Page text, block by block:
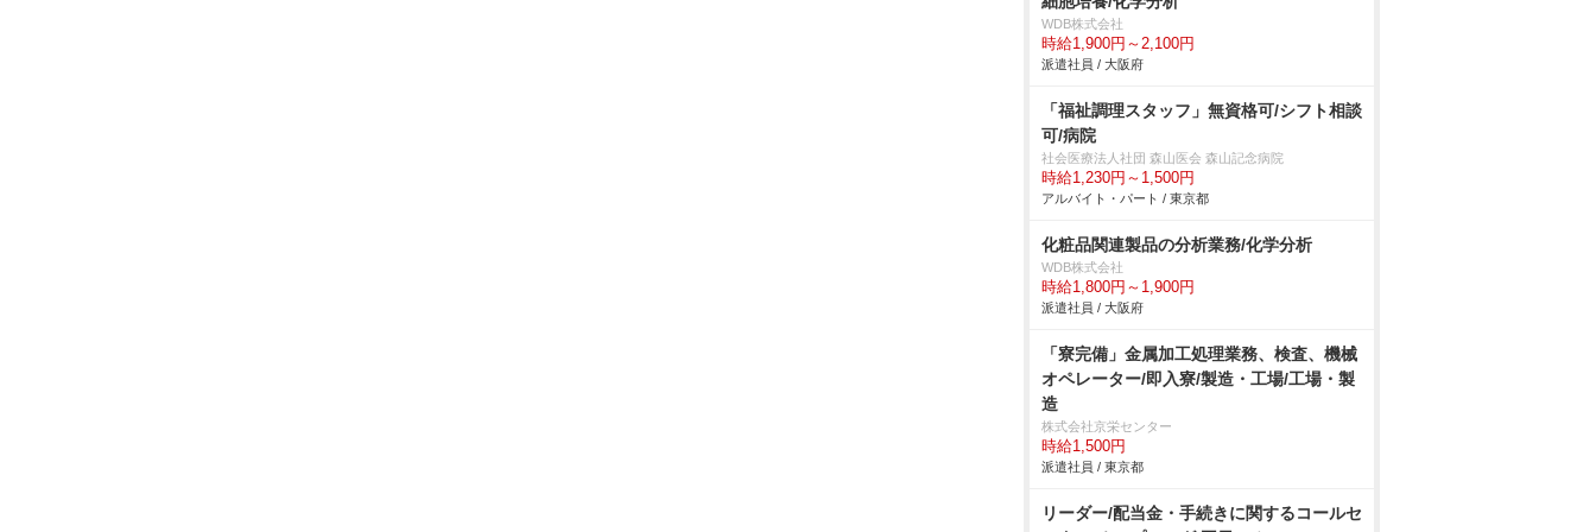
WDB株式会社
時給1,900円～2,100円
派遣社員 / 大阪府
「福祉調理スタッフ」無資格可/シフト相談
可/病院
社会医療法人社団 森山医会 森山記念病院
時給1,230円～1,500円
アルバイト・パート / 東京都
化粧品関連製品の分析業務/化学分析
WDB株式会社
時給1,800円～1,900円
派遣社員 / 大阪府
「寮完備」金属加工処理業務、検査、機械
オペレーター/即入寮/製造・工場/工場・製
造
株式会社京栄センター
時給1,500円
派遣社員 / 東京都
リーダー/配当金・手続きに関するコールセ